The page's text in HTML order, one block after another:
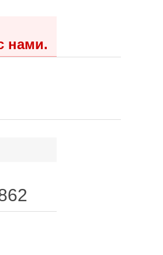
нами.